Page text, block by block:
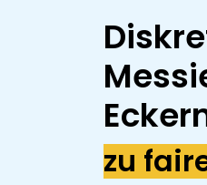
zu